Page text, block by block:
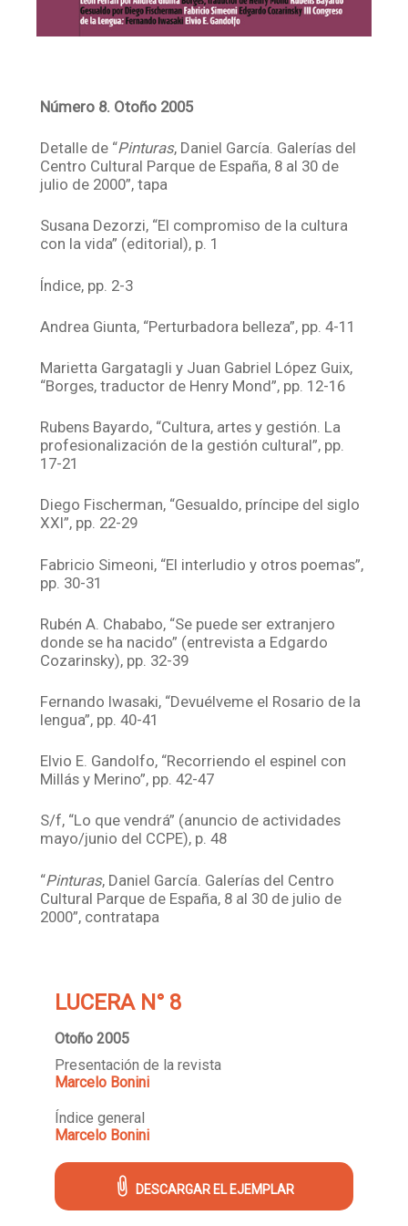
Número 8. Otoño 2005
Detalle de “Pinturas, Daniel García. Galerías del
Centro Cultural Parque de España, 8 al 30 de
julio de 2000”, tapa
Susana Dezorzi, “El compromiso de la cultura
con la vida” (editorial), p. 1
Índice, pp. 2-3
Andrea Giunta, “Perturbadora belleza”, pp. 4-11
Marietta Gargatagli y Juan Gabriel López Guix,
“Borges, traductor de Henry Mond”, pp. 12-16
Rubens Bayardo, “Cultura, artes y gestión. La
profesionalización de la gestión cultural”, pp.
17-21
Diego Fischerman, “Gesualdo, príncipe del siglo
XXI”, pp. 22-29
Fabricio Simeoni, “El interludio y otros poemas”,
pp. 30-31
Rubén A. Chababo, “Se puede ser extranjero
donde se ha nacido” (entrevista a Edgardo
Cozarinsky), pp. 32-39
Fernando Iwasaki, “Devuélveme el Rosario de la
lengua”, pp. 40-41
Elvio E. Gandolfo, “Recorriendo el espinel con
Millás y Merino”, pp. 42-47
S/f, “Lo que vendrá” (anuncio de actividades
mayo/junio del CCPE), p. 48
“Pinturas, Daniel García. Galerías del Centro
Cultural Parque de España, 8 al 30 de julio de
2000”, contratapa
LUCERA N° 8
Otoño 2005
Presentación de la revista
Marcelo Bonini
Índice general
Marcelo Bonini
DESCARGAR EL EJEMPLAR